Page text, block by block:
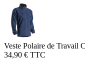
Veste Polaire de Travail
34,90 € TTC